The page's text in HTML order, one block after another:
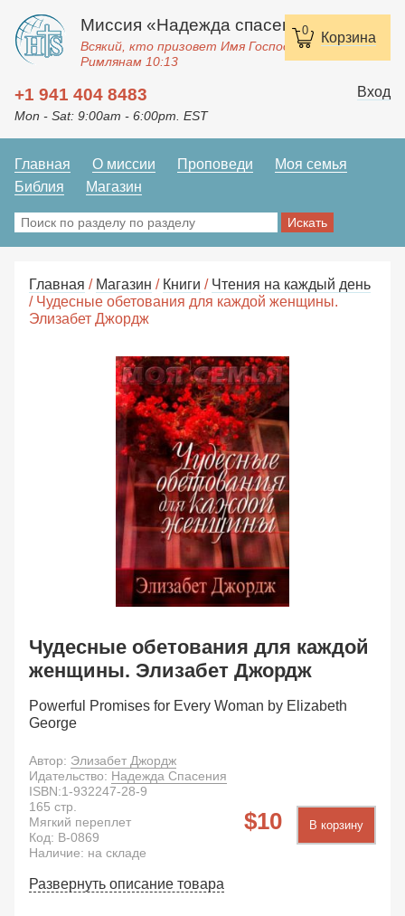
0 Корзина
Миссия «Надежда спасения»
Всякий, кто призовет Имя Господне, спасется.
Римлянам 10:13
+1 941 404 8483
Mon - Sat: 9:00am - 6:00pm. EST
Вход
Главная О миссии Проповеди
Моя семья
Библия
Магазин
Главная / Магазин / Книги / Чтения на каждый день
/ Чудесные обетования для каждой женщины.
Элизабет Джордж
Чудесные обетования для каждой
женщины. Элизабет Джордж
Powerful Promises for Every Woman by Elizabeth
George
Автор: Элизабет Джордж
Идательство: Надежда Спасения
10 В корзину
ISBN:1-932247-28-9
165 стр.
Мягкий переплет
Код: B-0869
Наличие: на складе
Развернуть описание товара